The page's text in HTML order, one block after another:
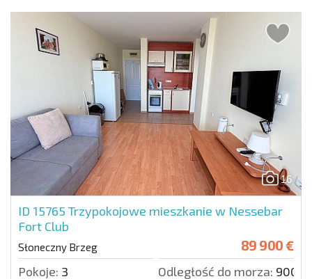
16
ID 15765 Trzypokojowe mieszkanie w Nessebar
Fort Club
Słoneczny Brzeg 89 900 €
Pokoje: 3 Odległość do morza: 900